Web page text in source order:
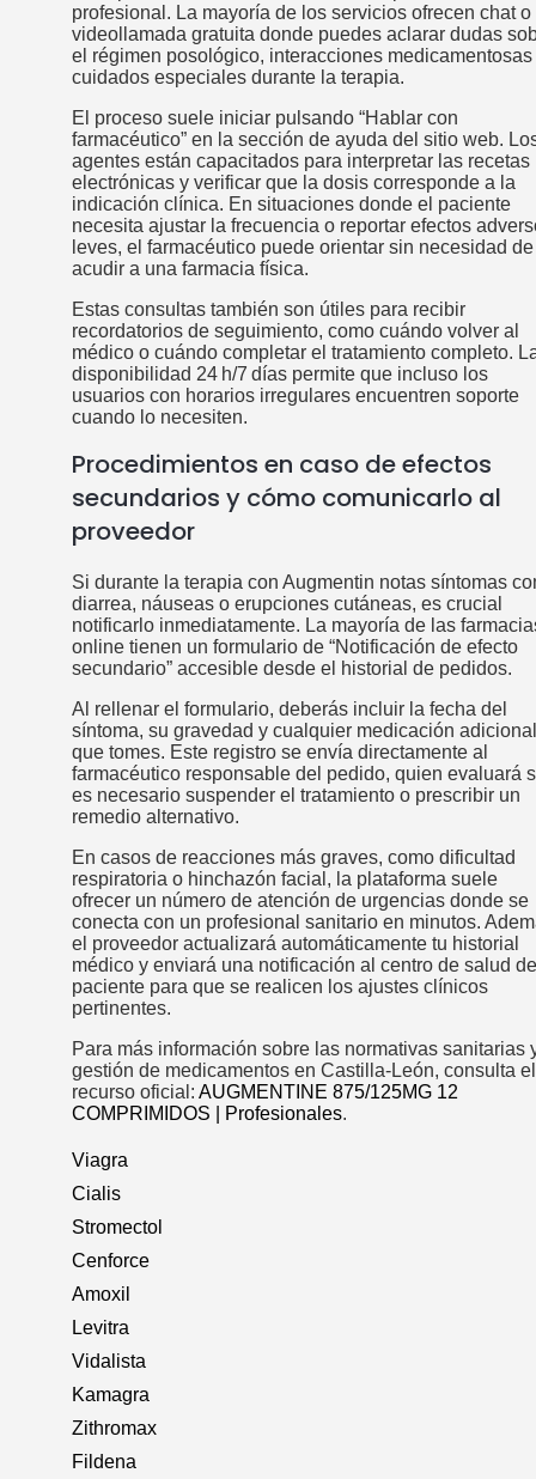
profesional. La mayoría de los servicios ofrecen chat o
videollamada gratuita donde puedes aclarar dudas
el régimen posológico, interacciones medicamentosas
cuidados especiales durante la terapia.
El proceso suele iniciar pulsando “Hablar con
farmacéutico” en la sección de ayuda del sitio web.
agentes están capacitados para interpretar las recetas
electrónicas y verificar que la dosis corresponde a la
indicación clínica. En situaciones donde el paciente
necesita ajustar la frecuencia o reportar efectos
leves, el farmacéutico puede orientar sin necesidad de
acudir a una farmacia física.
Estas consultas también son útiles para recibir
recordatorios de seguimiento, como cuándo volver al
médico o cuándo completar el tratamiento completo.
disponibilidad 24 h/7 días permite que incluso los
usuarios con horarios irregulares encuentren soporte
cuando lo necesiten.
Procedimientos en caso de efectos
secundarios y cómo comunicarlo al
proveedor
Si durante la terapia con Augmentin notas síntomas
diarrea, náuseas o erupciones cutáneas, es crucial
notificarlo inmediatamente. La mayoría de las
online tienen un formulario de “Notificación de efecto
secundario” accesible desde el historial de pedidos.
Al rellenar el formulario, deberás incluir la fecha del
síntoma, su gravedad y cualquier medicación adicional
que tomes. Este registro se envía directamente al
farmacéutico responsable del pedido, quien evaluará
es necesario suspender el tratamiento o prescribir un
remedio alternativo.
En casos de reacciones más graves, como dificultad
respiratoria o hinchazón facial, la plataforma suele
ofrecer un número de atención de urgencias donde se
conecta con un profesional sanitario en minutos.
el proveedor actualizará automáticamente tu historial
médico y enviará una notificación al centro de salud
paciente para que se realicen los ajustes clínicos
pertinentes.
Para más información sobre las normativas sanitarias
gestión de medicamentos en Castilla‑León, consulta el
recurso oficial: AUGMENTINE 875/125MG 12
COMPRIMIDOS | Profesionales.
Viagra
Cialis
Stromectol
Cenforce
Amoxil
Levitra
Vidalista
Kamagra
Zithromax
Fildena